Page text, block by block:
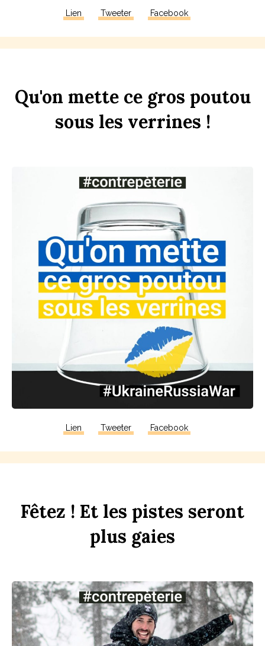
Lien Tweeter Facebook
Qu'on mette ce gros poutou
sous les verrines !
Lien Tweeter Facebook
Fêtez ! Et les pistes seront
plus gaies